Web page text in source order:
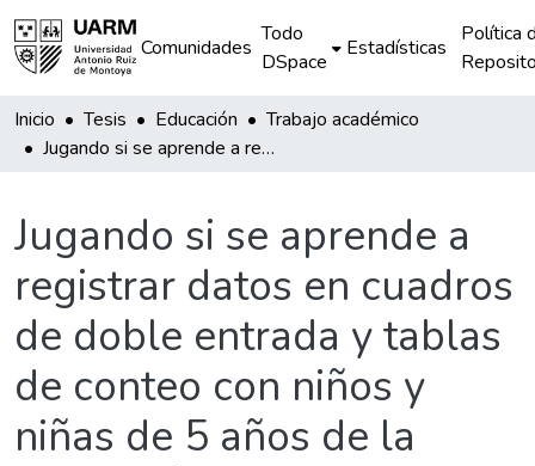
Comunidades
Todo
DSpace
Estadísticas
Política
Inicio Tesis Educación
Trabajo académico
Jugando si se aprende a registrar datos en cuadros de doble entrada y tablas de conteo con niños y niñas de 5 años de la Institución Educativa Inicial N°112/MX-P “Rosa Richter de Ayarza”- Huanta
Jugando si se aprende a
registrar datos en cuadros
de doble entrada y tablas
de conteo con niños y
niñas de 5 años de la